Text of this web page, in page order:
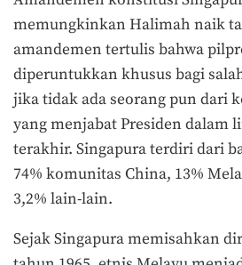
memungkinkan Halimah naik
amandemen tertulis bahwa
diperuntukkan khusus bagi
jika tidak ada seorang pun dari
yang menjabat Presiden dalam
terakhir. Singapura terdiri dari
74% komunitas China, 13%
3,2% lain-lain.
Sejak Singapura memisahkan